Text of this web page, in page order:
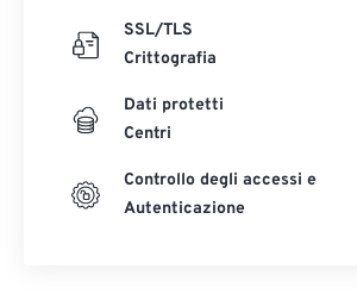
SSL/TLS
Crittografia
Dati protetti
Centri
Controllo degli accessi e
Autenticazione